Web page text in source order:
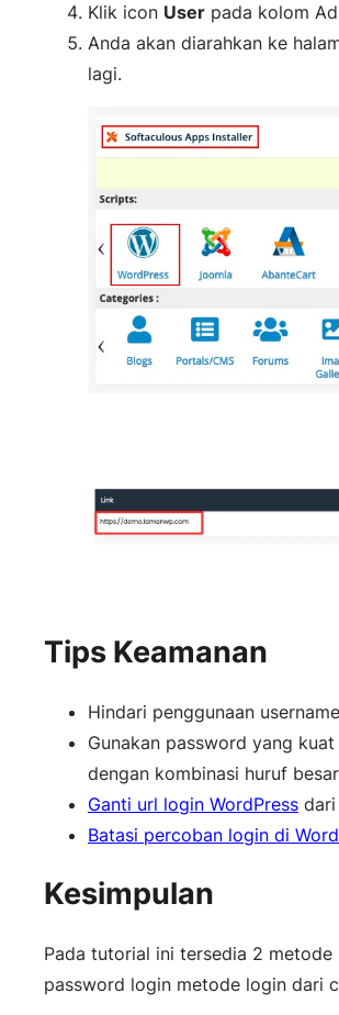
Klik icon User pada kolom
Anda akan diarahkan ke
lagi.
Tips Keamanan
Hindari penggunaan
Gunakan password yang
dengan kombinasi huruf
Ganti url login WordPress
Batasi percoban login di
Kesimpulan
Pada tutorial ini tersedia 2 metode
password login metode login dari